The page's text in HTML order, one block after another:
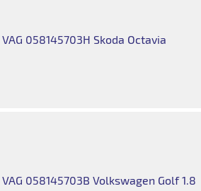
058145703H Skoda Octavia
058145703B Volkswagen Golf 1.8